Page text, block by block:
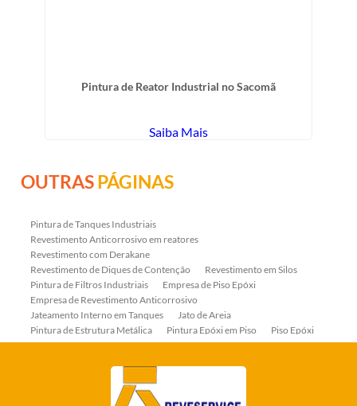
Pintura de Reator Industrial no Sacomã
Saiba Mais
OUTRASPÁGINAS
Pintura de Tanques Industriais
Revestimento Anticorrosivo em reatores
Revestimento com Derakane
Revestimento de Diques de Contenção
Revestimento em Silos
Pintura de Filtros Industriais
Empresa de Piso Epóxi
Empresa de Revestimento Anticorrosivo
Jateamento Interno em Tanques
Jato de Areia
Pintura de Estrutura Metálica
Pintura Epóxi em Piso
Piso Epóxi
Piso Epóxi Autonivelante
Revestimento E-coat em Serpentinas
Revestimentos Anticorrosivos em Trocadores de Calor